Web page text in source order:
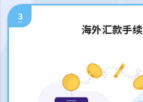
3
海外汇款手续